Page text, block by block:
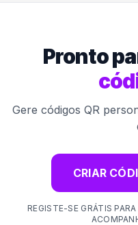
Pronto
Gere códigos QR
CRIAR
REGISTE-SE GRÁTIS